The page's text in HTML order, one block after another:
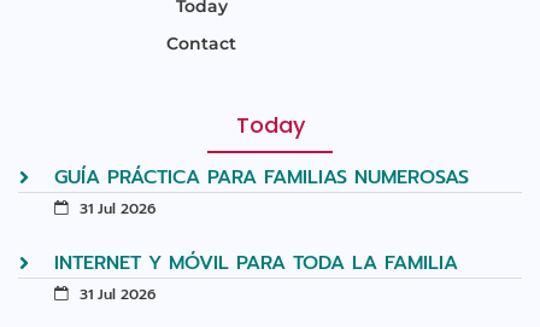
Today
Contact
Today
GUÍA PRÁCTICA PARA FAMILIAS NUMEROSAS
31 Jul 2026
INTERNET Y MÓVIL PARA TODA LA FAMILIA
31 Jul 2026